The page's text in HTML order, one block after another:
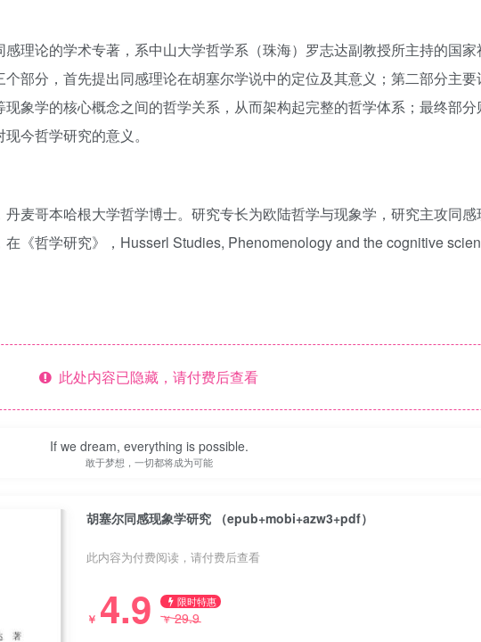
理论的学术专著，系中山大学哲学系（珠海）罗志达副教授所主持的国
部分，首先提出同感理论在胡塞尔学说中的定位及其意义；第二部分主
象学的核心概念之间的哲学关系，从而架构起完整的哲学体系；最终部
今哲学研究的意义。
麦哥本哈根大学哲学博士。研究专长为欧陆哲学与现象学，研究主攻同
《哲学研究》，Husserl Studies, Phenomenology and the cognitive
此处内容已隐藏，请付费后查看
If we dream, everything is possible.
敢于梦想，一切都将成为可能
胡塞尔同感现象学研究 （epub+mobi+azw3+pdf）
此内容为付费阅读，请付费后查看
￥ 4.9 限时特惠
￥29.9